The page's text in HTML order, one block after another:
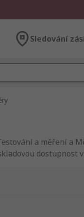
Sledování
a měření a
dostupnost
si celou
standarty na trhu,
měřiče přetlaku